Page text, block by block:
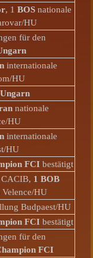
, 1BOS nationale
HU
für den
internationale
HU
nationale
HU
internationale
HU
FCI bestätigt
1 BOB
HU
Budpaest/HU
FCI bestätigt
für den
FCI